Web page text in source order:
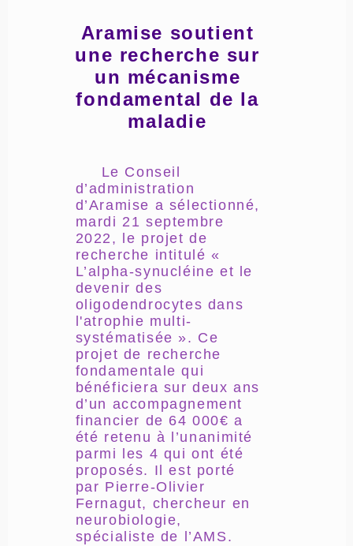
Aramise soutient
une recherche sur
un mécanisme
fondamental de la
maladie
Le Conseil
d’administration
d’Aramise a sélectionné,
mardi 21 septembre
2022, le projet de
recherche intitulé «
L’alpha-synucléine et le
devenir des
oligodendrocytes dans
l'atrophie multi-
systématisée ». Ce
projet de recherche
fondamentale qui
bénéficiera sur deux ans
d’un accompagnement
financier de 64 000€ a
été retenu à l’unanimité
parmi les 4 qui ont été
proposés. Il est porté
par Pierre-Olivier
Fernagut, chercheur en
neurobiologie,
spécialiste de l’AMS.